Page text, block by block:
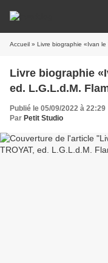
Accueil » Livre biographie «Ivan le
Livre biographie
ed. L.G.L.d.M.
Publié le 05/09/2022 à 22:29
Par Petit Studio